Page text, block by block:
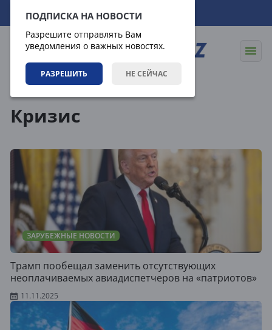
ПОДПИСКА НА НОВОСТИ
Разрешите отправлять Вам
уведомления о важных новостях.
РАЗРЕШИТЬ НЕ СЕЙЧАС
09.08.2026 16:45:20
Кризис
ЗАРУБЕЖНЫЕ НОВОСТИ
Трамп пообещал заменить отсутствующих
неоплачиваемых авиадиспетчеров на «патриотов»
11.11.2025